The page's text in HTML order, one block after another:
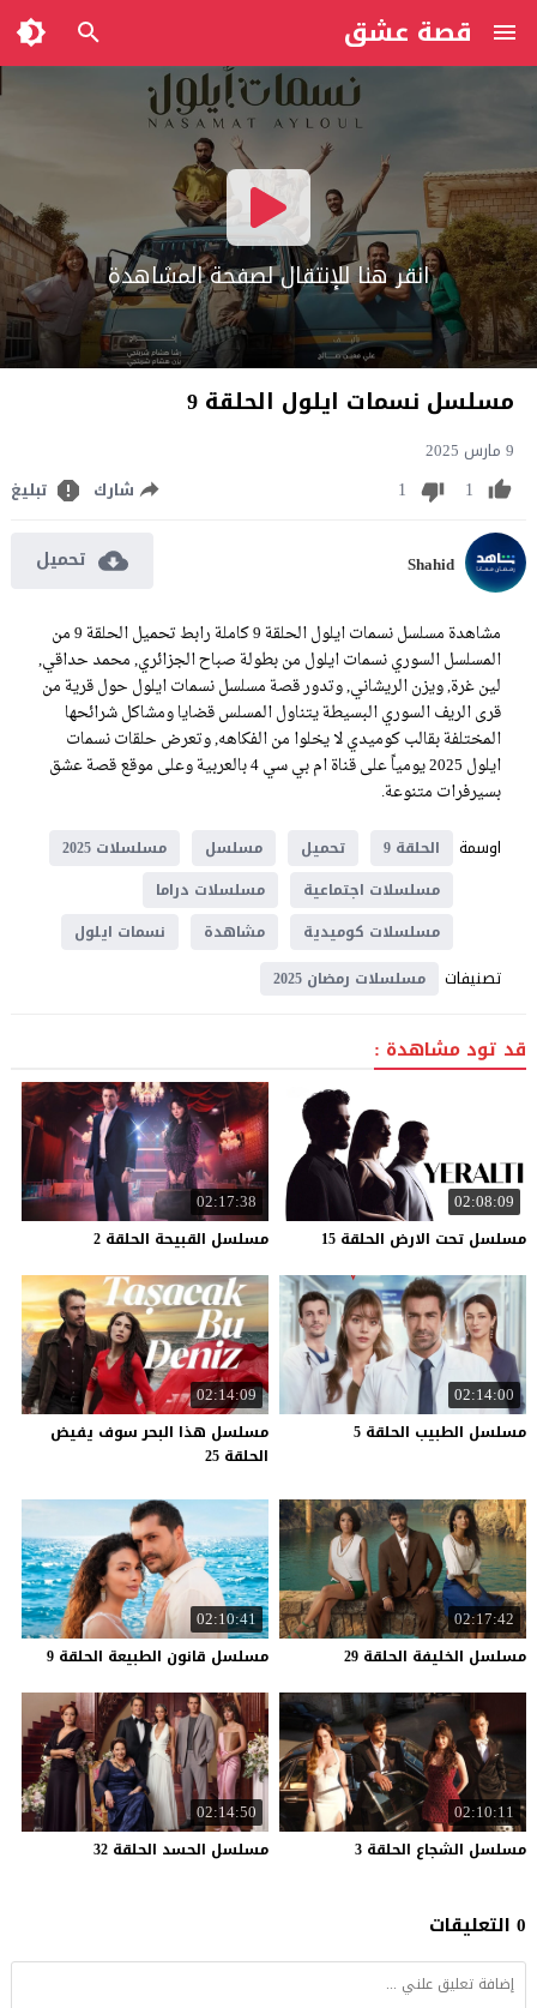
قصة عشق
انقر هنا للإنتقال لصفحة المشاهدة
مسلسل نسمات ايلول الحلقة 9
9 مارس 2025
1
1 شارك تبليغ
Shahid تحميل
مشاهدة مسلسل نسمات ايلول الحلقة 9 كاملة رابط تحميل الحلقة 9 من
المسلسل السوري نسمات ايلول من بطولة صباح الجزائري, محمد حداقي,
لين غرة, ويزن الريشاني, وتدور قصة مسلسل نسمات ايلول حول قرية من
قرى الريف السوري البسيطة يتناول المسلس قضايا ومشاكل شرائحها
المختلفة بقالب كوميدي لا يخلوا من الفكاهه, وتعرض حلقات نسمات
ايلول 2025 يومياً على قناة ام بي سي 4 بالعربية وعلى موقع قصة عشق
بسيرفرات متنوعة.
اوسمة
الحلقة 9 تحميل مسلسل
مسلسلات 2025
مسلسلات اجتماعية
مسلسلات دراما
مسلسلات كوميدية
مشاهدة نسمات ايلول
تصنيفات مسلسلات رمضان 2025
قد تود مشاهدة :
02:08:09
مسلسل تحت الارض الحلقة 15
02:17:38
مسلسل القبيحة الحلقة 2
02:14:00
مسلسل الطبيب الحلقة 5
02:14:09
مسلسل هذا البحر سوف يفيض
الحلقة 25
02:17:42
مسلسل الخليفة الحلقة 29
02:10:41
مسلسل قانون الطبيعة الحلقة 9
02:10:11
مسلسل الشجاع الحلقة 3
02:14:50
مسلسل الحسد الحلقة 32
0 التعليقات